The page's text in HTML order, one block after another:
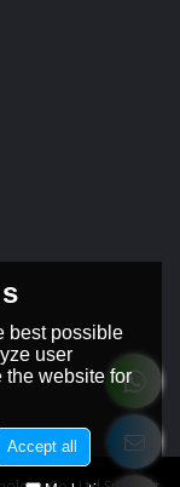
best possible
user
the website for
Accept all